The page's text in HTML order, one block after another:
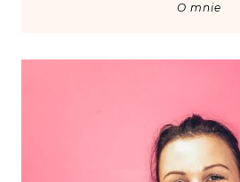
O mnie